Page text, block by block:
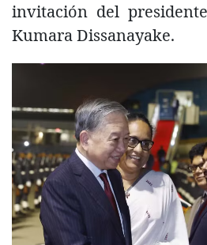
invitación del
Kumara Dissanayake.